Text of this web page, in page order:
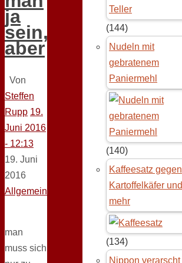
ja
sein,
aber
Von
Steffen
Rupp 19.
Juni 2016
- 12:13
19. Juni
2016
Allgemein
man
muss sich
(144)
Nudeln mit
gebratenem
Paniermehl
(140)
Kaffeesatz gegen
Kartoffelkäfer und
mehr
(134)
Nippon verarscht